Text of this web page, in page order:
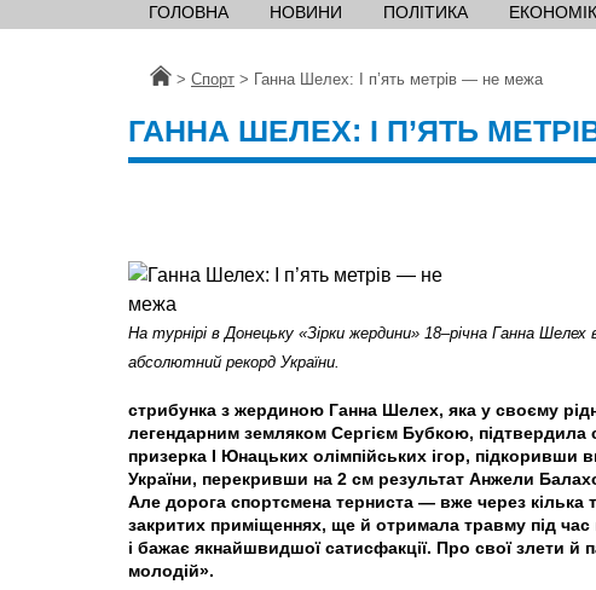
ГОЛОВНА НОВИНИ ПОЛІТИКА
Головна
> Спорт > Ганна Шелех: І п’ять метрів — не межа
ГАННА ШЕЛЕХ: І П’ЯТЬ
На турнірі в Донецьку «Зірки жердини» 18–річна Ганна Шелех
абсолютний рекорд України.
стрибунка з жердиною Ганна Шелех, яка у своєму
легендарним земляком Сергієм Бубкою,
призерка I Юнацьких олімпійських ігор,
України, перекривши на 2 см результат Анжели
Але дорога спортсмена терниста — вже через кілька
закритих приміщеннях, ще й отримала травму під
і бажає якнайшвидшої сатисфакції. Про свої злети й
молодій».